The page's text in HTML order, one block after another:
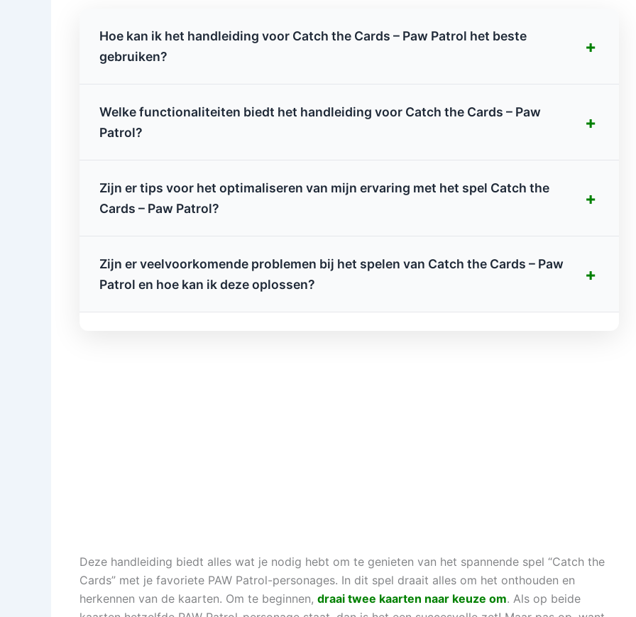
Hoe kan ik het handleiding voor Catch the Cards – Paw Patrol het beste
gebruiken?
+
Welke functionaliteiten biedt het handleiding voor Catch the Cards – Paw
Patrol?
+
Zijn er tips voor het optimaliseren van mijn ervaring met het spel Catch the
Cards – Paw Patrol?
+
Zijn er veelvoorkomende problemen bij het spelen van Catch the Cards – Paw
Patrol en hoe kan ik deze oplossen?
+
Deze handleiding biedt alles wat je nodig hebt om te genieten van het spannende spel “Catch the
Cards” met je favoriete PAW Patrol-personages. In dit spel draait alles om het onthouden en
herkennen van de kaarten. Om te beginnen, draai twee kaarten naar keuze om. Als op beide